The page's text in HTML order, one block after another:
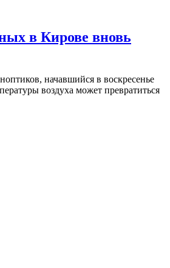
в Кирове вновь
начавшийся в воскресенье
воздуха может превратиться